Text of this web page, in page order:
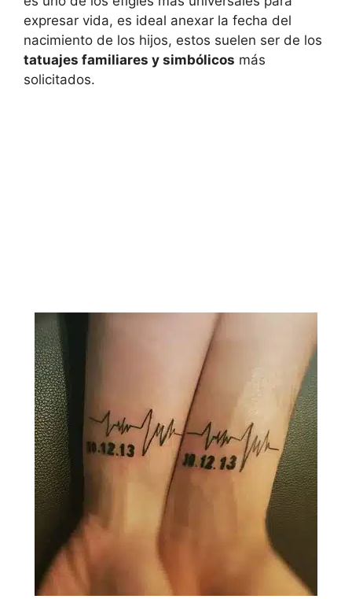
expresar vida, es ideal anexar la fecha del
nacimiento de los hijos, estos suelen ser de los
tatuajes familiares y simbólicos más
solicitados.